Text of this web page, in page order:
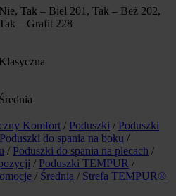
Nie, Tak – Biel 201, Tak – Beż 202,
– Grafit 228
Klasyczna
Średnia
Komfort / Poduszki / Poduszki
Poduszki do spania na boku /
/ Poduszki do spania na plecach /
/ Poduszki TEMPUR /
/ Średnia / Strefa TEMPUR®